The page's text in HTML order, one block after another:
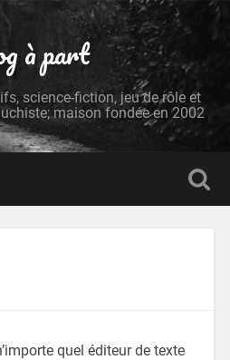
à part
science-fiction, jeu de rôle et
maison fondée en 2002
quel éditeur de texte